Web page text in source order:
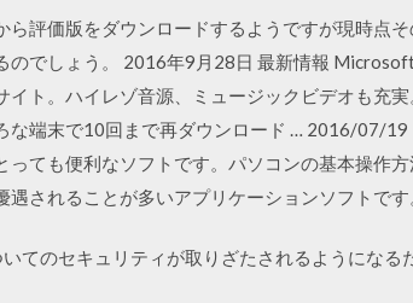
評価版をダウンロードするようですが現時点
のでしょう。 2016年9月28日 最新情報
ト。ハイレゾ音源、ミュージックビデオも充
な端末で10回まで再ダウンロード … 2016/07/19
っても便利なソフトです。パソコンの基本操作
されることが多いアプリケーションソフトです
てのセキュリティが取りざたされるようになる